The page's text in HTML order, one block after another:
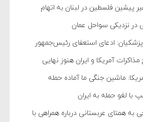
پیشین فلسطین در لبنان به اتهام
اموال
در نزدیکی سواحل عمان
ادعای استعفای رئیس‌جمهور
محض استآمریکا و ایران هنوز نهایی
ماشین جنگی ما آماده حمله
است
با لغو حمله به ایران
به همتای عربستانی درباره همراهی با